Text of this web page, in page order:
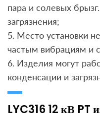
пара и солевых брызг.
загрязнения;
5. Место установки
частым вибрациям и
6. Изделия могут
конденсации и
LYC316 12 кВ PT